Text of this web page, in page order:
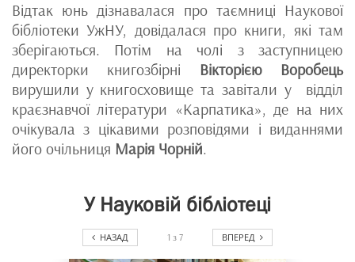
Відтак юнь дізнавалася про таємниці Наукової
бібліотеки УжНУ, довідалася про книги, які там
зберігаються. Потім на чолі з заступницею
директорки книгозбірні Вікторією Воробець
вирушили у книгосховище та завітали у відділ
краєзнавчої літератури «Карпатика», де на них
очікувала з цікавими розповідями і виданнями
його очільниця Марія Чорній.
У Науковій бібліотеці
НАЗАД 1 з 7 ВПЕРЕД